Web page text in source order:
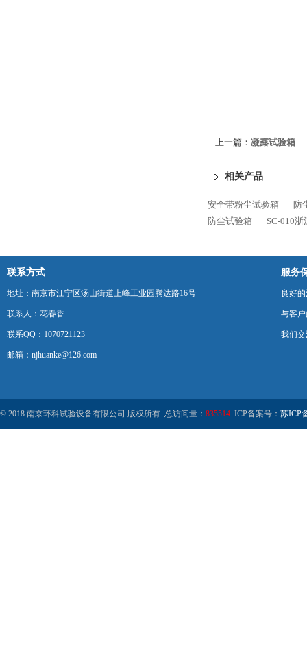
上一篇： 凝露试验箱
相关产品
安全带粉尘试验箱
防
防尘试验箱
SC-010
联系方式
地址：南京市江宁区汤山街道上峰工业园腾达路16号
联系人：花春香
联系QQ：1070721123
邮箱：njhuanke@126.com
服务
良好
与客
我们
© 2018 南京环科试验设备有限公司 版权所有 总访问量： 835514 ICP备案号： 苏ICP